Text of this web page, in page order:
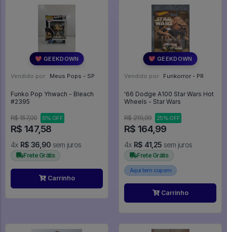
💖 GEEKDOWN
Vendido por: Meus Pops - SP
Funko Pop Yhwach - Bleach
#2395
R$ 157,00 6% OFF
R$ 147,58
4x R$ 36,90 sem juros
Frete Grátis
Carrinho
💖 GEEKDOWN
Vendido por: Funkorror - PR
'66 Dodge A100 Star Wars Hot
Wheels - Star Wars
R$ 219,99 25% OFF
R$ 164,99
4x R$ 41,25 sem juros
Frete Grátis
Aqui tem cupom
Carrinho